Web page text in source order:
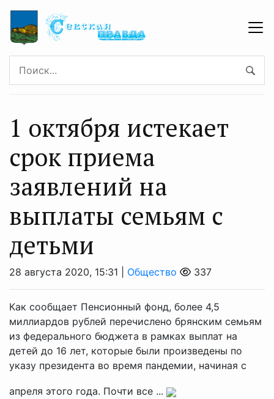
1 октября истекает
срок приема
заявлений на
выплаты семьям с
детьми
28 августа 2020, 15:31 | Общество 337
Как сообщает Пенсионный фонд, более 4,5
миллиардов рублей перечислено брянским семьям
из федерального бюджета в рамках выплат на
детей до 16 лет, которые были произведены по
указу президента во время пандемии, начиная с
апреля этого года. Почти все ...